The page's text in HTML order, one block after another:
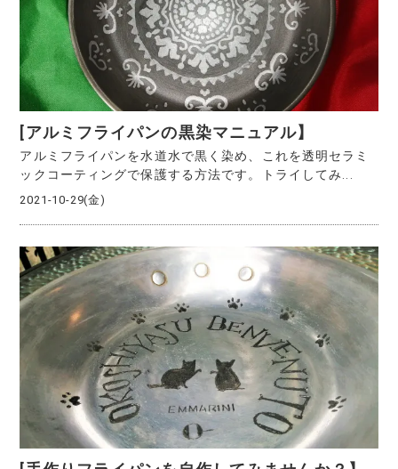
[アルミフライパンの黒染マニュアル】
アルミフライパンを水道水で黒く染め、これを透明セラミ
ックコーティングで保護する方法です。トライしてみ...
2021-10-29(金)